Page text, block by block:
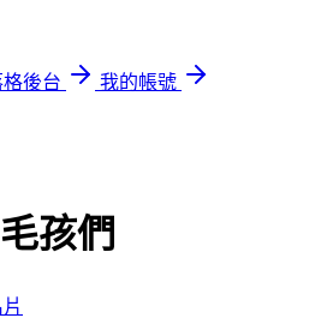
後台
我的帳號
孩們